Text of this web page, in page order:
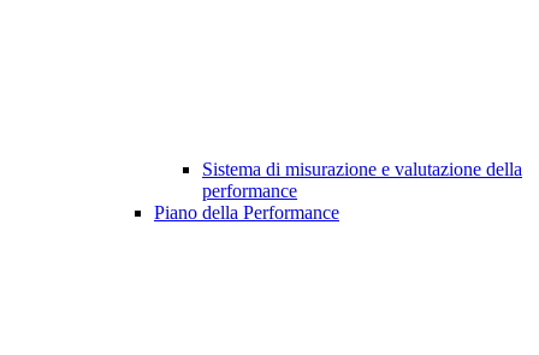
Sistema di misurazione e valutazione della
performance
Piano della Performance